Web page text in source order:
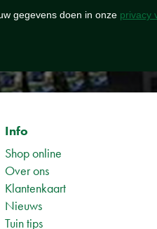
gegevens doen in onze privacy
Info
Shop online
Over ons
Klantenkaart
Nieuws
Tuin tips